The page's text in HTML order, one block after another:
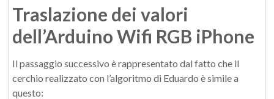
Traslazione dei valori
dell’Arduino Wifi RGB iPhone
Il passaggio successivo è rappresentato dal fatto che il
cerchio realizzato con l’algoritmo di Eduardo è simile a
questo: